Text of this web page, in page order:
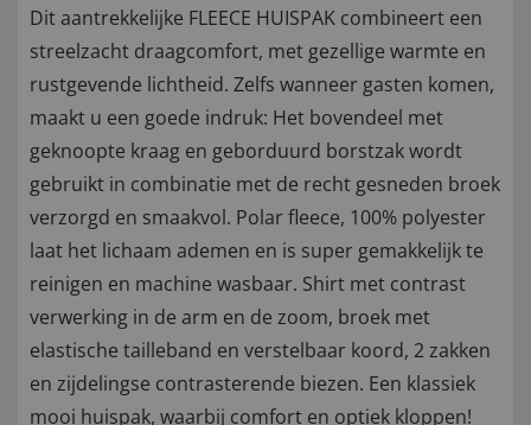
Dit aantrekkelijke FLEECE HUISPAK combineert een
streelzacht draagcomfort, met gezellige warmte en
rustgevende lichtheid. Zelfs wanneer gasten komen,
maakt u een goede indruk: Het bovendeel met
geknoopte kraag en geborduurd borstzak wordt
gebruikt in combinatie met de recht gesneden broek
verzorgd en smaakvol. Polar fleece, 100% polyester
laat het lichaam ademen en is super gemakkelijk te
reinigen en machine wasbaar. Shirt met contrast
verwerking in de arm en de zoom, broek met
elastische tailleband en verstelbaar koord, 2 zakken
en zijdelingse contrasterende biezen. Een klassiek
mooi huispak, waarbij comfort en optiek kloppen!